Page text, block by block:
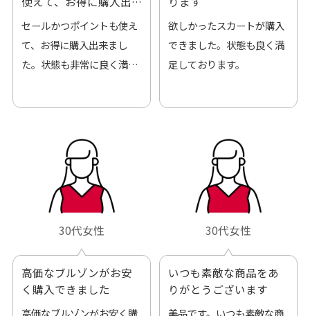
来ました
セールかつポイントも使え
て、お得に購入出来まし
た。状態も非常に良く満足
欲しかったスカートが購入
できました。状態も良く満
足しております。
30代女性
高価なブルゾンがお安
く購入できました
高価なブルゾンがお安く購
30代女性
いつも素敵な商品をあ
りがとうございます
美品です。いつも素敵な商